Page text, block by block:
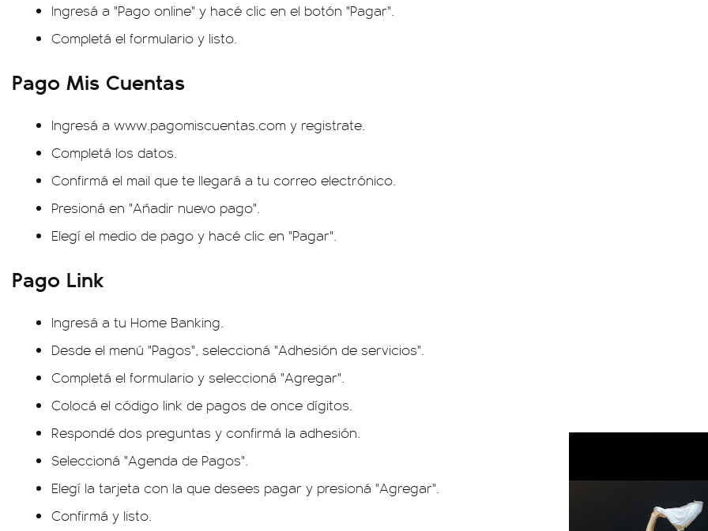
Ingresá a "Pago online" y hacé clic en el botón "Pagar".
Completá el formulario y listo.
Pago Mis Cuentas
Ingresá a www.pagomiscuentas.com y registrate.
Completá los datos.
Confirmá el mail que te llegará a tu correo electrónico.
Presioná en "Añadir nuevo pago".
Elegí el medio de pago y hacé clic en "Pagar".
Pago Link
Ingresá a tu Home Banking.
Desde el menú "Pagos", seleccioná "Adhesión de servicios".
Completá el formulario y seleccioná "Agregar".
Colocá el código link de pagos de once dígitos.
Respondé dos preguntas y confirmá la adhesión.
Seleccioná "Agenda de Pagos".
Elegí la tarjeta con la que desees pagar y presioná "Agregar".
Confirmá y listo.